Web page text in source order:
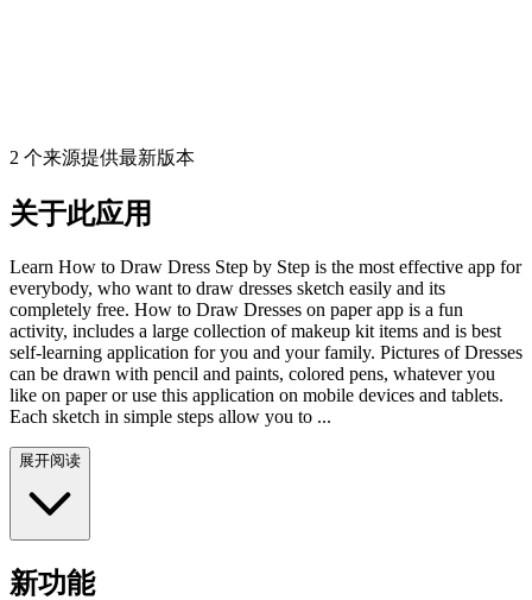
2 个来源提供最新版本
关于此应用
Learn How to Draw Dress Step by Step is the most effective app for
everybody, who want to draw dresses sketch easily and its
completely free. How to Draw Dresses on paper app is a fun
activity, includes a large collection of makeup kit items and is best
self-learning application for you and your family. Pictures of Dresses
can be drawn with pencil and paints, colored pens, whatever you
like on paper or use this application on mobile devices and tablets.
Each sketch in simple steps allow you to ...
展开阅读
新功能